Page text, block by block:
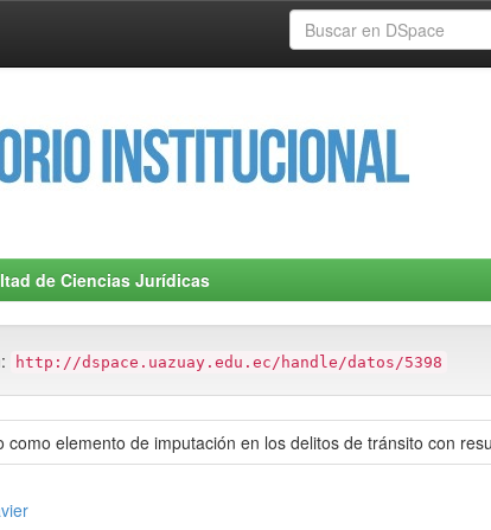
de Ciencias Jurídicas
http://dspace.uazuay.edu.ec/handle/datos/5398
como elemento de imputación en los delitos de tránsito con